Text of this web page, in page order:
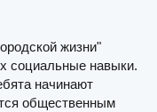
жизни"
социальные навыки.
начинают
общественным